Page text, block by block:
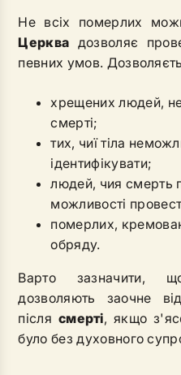
Не всіх померлих
Церква дозволяє
певних умов.
хрещених людей,
смерті;
тих, чиї тіла
ідентифікувати;
людей, чия смерть
можливості
померлих,
обряду.
Варто
дозволяють заочне
після смерті, якщо
було без духовного